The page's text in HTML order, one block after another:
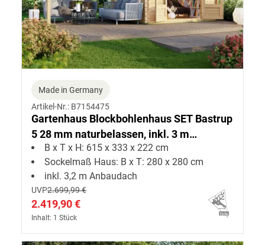
Made in Germany
Artikel-Nr.: B7154475
Gartenhaus Blockbohlenhaus SET Bastrup
5 28 mm naturbelassen, inkl. 3 m
Anbaudach
B x T x H: 615 x 333 x 222 cm
Sockelmaß Haus: B x T: 280 x 280 cm
inkl. 3,2 m Anbaudach
UVP2.699,99 €
2.419,90 €
Inhalt: 1 Stück